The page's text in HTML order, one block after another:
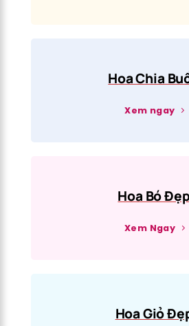
Hoa Chia
Xem ngay
Hoa Bó
Xem Ngay
Hoa Giỏ